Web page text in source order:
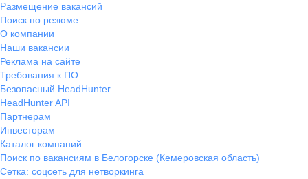
Размещение вакансий
Поиск по резюме
О компании
Наши вакансии
Реклама на сайте
Требования к ПО
Безопасный HeadHunter
HeadHunter API
Партнерам
Инвесторам
Каталог компаний
Поиск по вакансиям в Белогорске (Кемеровская область)
Сетка: соцсеть для нетворкинга